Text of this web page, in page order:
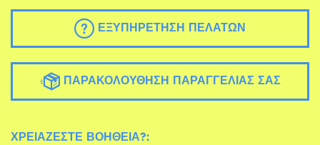
ΕΞΥΠΗΡΈΤΗΣΗ ΠΕΛΑΤΏΝ
ΠΑΡΑΚΟΛΟΎΘΗΣΗ ΠΑΡΑΓΓΕΛΊΑΣ ΣΑΣ
ΧΡΕΙΆΖΕΣΤΕ ΒΟΉΘΕΙΑ?: